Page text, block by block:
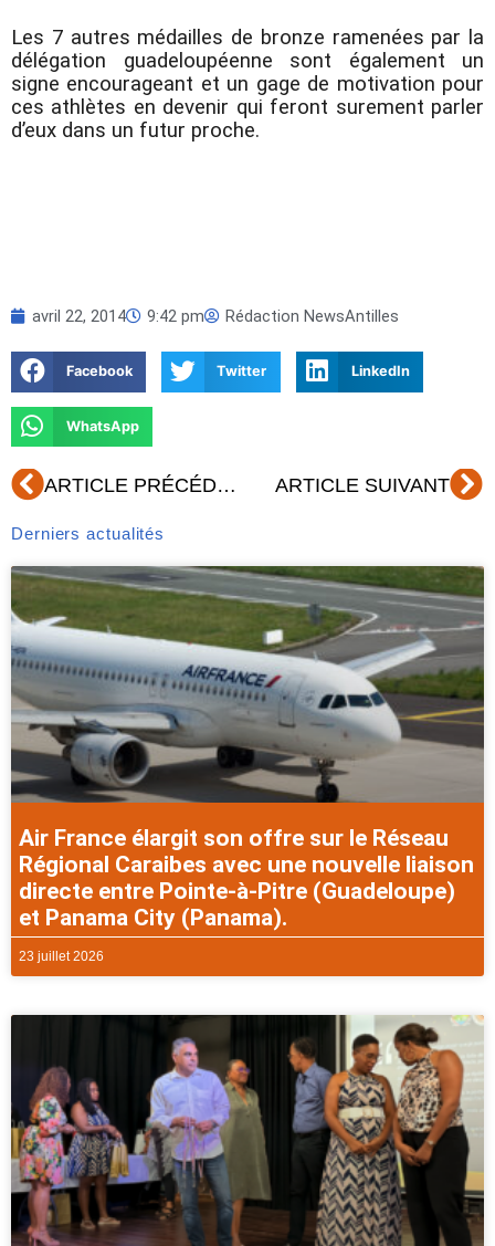
Les 7 autres médailles de bronze ramenées par la
délégation guadeloupéenne sont également un
signe encourageant et un gage de motivation pour
ces athlètes en devenir qui feront surement parler
d’eux dans un futur proche.
avril 22, 2014 9:42 pm Rédaction NewsAntilles
Facebook Twitter LinkedIn
WhatsApp
Précédent ARTICLE PRÉCÉDENT ARTICLE SUIVANT
Derniers actualités
Air France élargit son offre sur le Réseau
Régional Caraibes avec une nouvelle liaison
directe entre Pointe-à-Pitre (Guadeloupe)
et Panama City (Panama).
23 juillet 2026